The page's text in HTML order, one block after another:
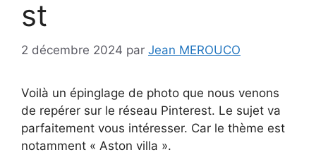
st
2 décembre 2024 par Jean MEROUCO
Voilà un épinglage de photo que nous venons
de repérer sur le réseau Pinterest. Le sujet va
parfaitement vous intéresser. Car le thème est
notamment « Aston villa ».